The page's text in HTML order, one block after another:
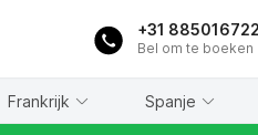
+31 885016722
Bel om te boeken
Frankrijk Spanje